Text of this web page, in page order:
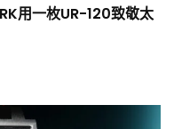
用一枚UR-120致敬太